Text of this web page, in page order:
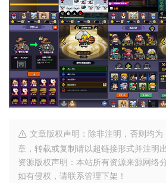
文章版权声明：除非注明，否则均为
章，转载或复制请以超链接形式并注明出
资源版权声明：本站所有资源来源网络
如有侵权，请联系管理下架！